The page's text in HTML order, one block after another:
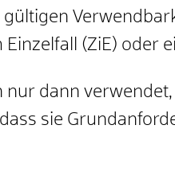
(ZiE) oder
dann
sie